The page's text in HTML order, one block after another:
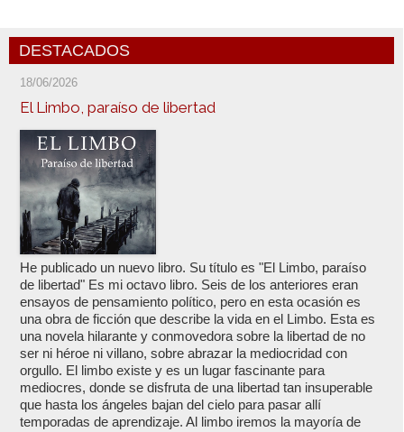
DESTACADOS
18/06/2026
El Limbo, paraíso de libertad
He publicado un nuevo libro. Su título es "El Limbo, paraíso
de libertad" Es mi octavo libro. Seis de los anteriores eran
ensayos de pensamiento político, pero en esta ocasión es
una obra de ficción que describe la vida en el Limbo. Esta es
una novela hilarante y conmovedora sobre la libertad de no
ser ni héroe ni villano, sobre abrazar la mediocridad con
orgullo. El limbo existe y es un lugar fascinante para
mediocres, donde se disfruta de una libertad tan insuperable
que hasta los ángeles bajan del cielo para pasar allí
temporadas de aprendizaje. Al limbo iremos la mayoría de